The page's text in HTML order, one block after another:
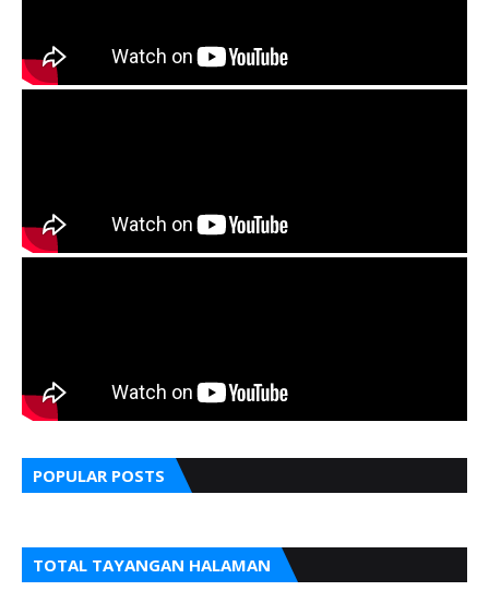
POPULAR POSTS
TOTAL TAYANGAN HALAMAN